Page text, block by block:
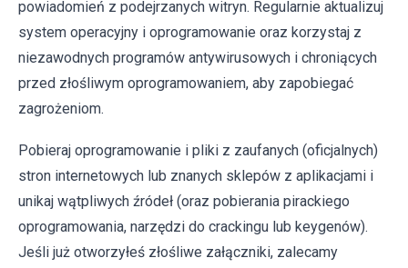
powiadomień z podejrzanych witryn. Regularnie aktualizuj
system operacyjny i oprogramowanie oraz korzystaj z
niezawodnych programów antywirusowych i chroniących
przed złośliwym oprogramowaniem, aby zapobiegać
zagrożeniom.
Pobieraj oprogramowanie i pliki z zaufanych (oficjalnych)
stron internetowych lub znanych sklepów z aplikacjami i
unikaj wątpliwych źródeł (oraz pobierania pirackiego
oprogramowania, narzędzi do crackingu lub keygenów).
Jeśli już otworzyłeś złośliwe załączniki, zalecamy